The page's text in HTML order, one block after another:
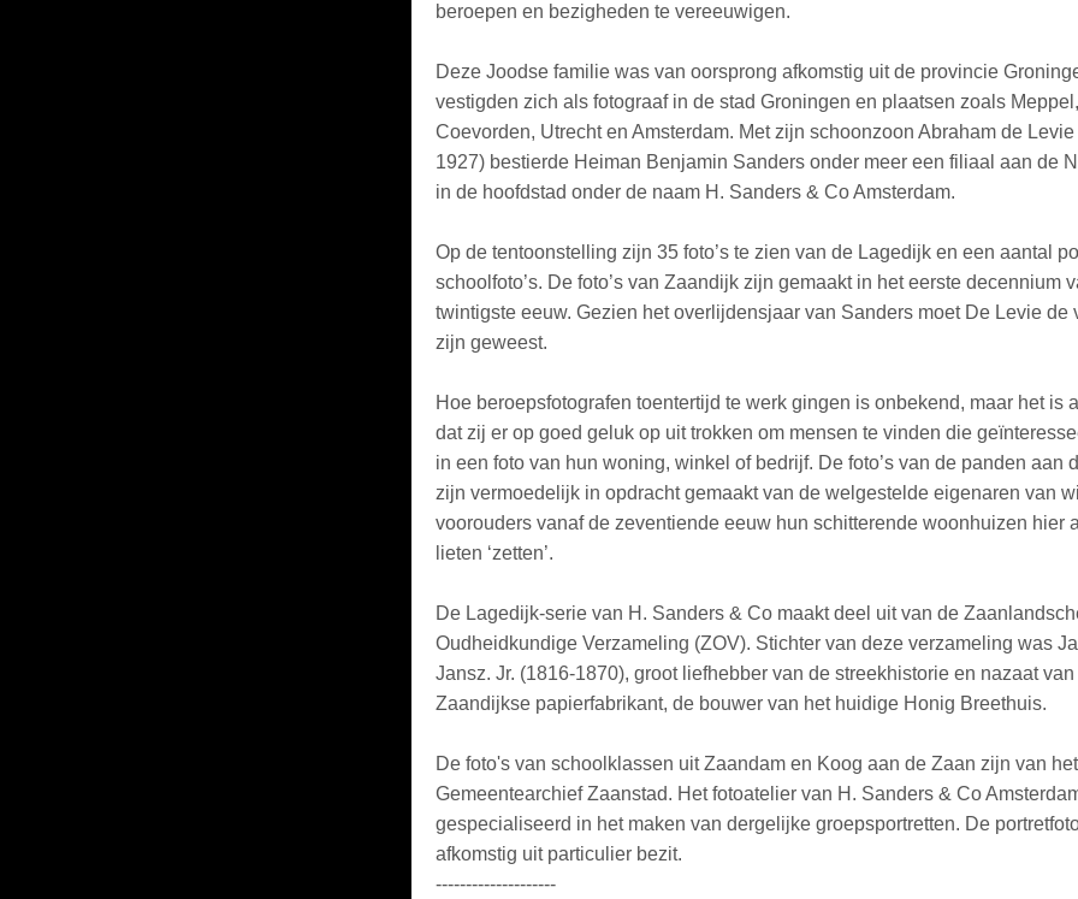
beroepen en bezigheden te vereeuwigen.
Deze Joodse familie was van oorsprong afkomstig uit de provincie
vestigden zich als fotograaf in de stad Groningen en plaatsen zoals Meppel,
Coevorden, Utrecht en Amsterdam. Met zijn schoonzoon Abraham de
1927) bestierde Heiman Benjamin Sanders onder meer een filiaal aan de
in de hoofdstad onder de naam H. Sanders & Co Amsterdam.
Op de tentoonstelling zijn 35 foto’s te zien van de Lagedijk en een aantal
schoolfoto’s. De foto’s van Zaandijk zijn gemaakt in het eerste decennium
twintigste eeuw. Gezien het overlijdensjaar van Sanders moet De Levie de
zijn geweest.
Hoe beroepsfotografen toentertijd te werk gingen is onbekend, maar het is
dat zij er op goed geluk op uit trokken om mensen te vinden die
in een foto van hun woning, winkel of bedrijf. De foto’s van de panden aan
zijn vermoedelijk in opdracht gemaakt van de welgestelde eigenaren van
voorouders vanaf de zeventiende eeuw hun schitterende woonhuizen hier
lieten ‘zetten’.
De Lagedijk-serie van H. Sanders & Co maakt deel uit van de
Oudheidkundige Verzameling (ZOV). Stichter van deze verzameling was
Jansz. Jr. (1816-1870), groot liefhebber van de streekhistorie en nazaat
Zaandijkse papierfabrikant, de bouwer van het huidige Honig Breethuis.
De foto's van schoolklassen uit Zaandam en Koog aan de Zaan zijn van het
Gemeentearchief Zaanstad. Het fotoatelier van H. Sanders & Co
gespecialiseerd in het maken van dergelijke groepsportretten. De
afkomstig uit particulier bezit.
--------------------